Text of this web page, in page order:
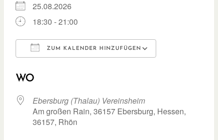
25.08.2026
18:30 - 21:00
ZUM KALENDER HINZUFÜGEN
WO
Ebersburg (Thalau) Vereinsheim
Am großen Rain, 36157 Ebersburg, Hessen,
36157, Rhön